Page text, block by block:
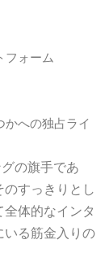
フォーム
への独占ライ
の旗手であ
すっきりとし
体的なインタ
いる筋金入りの